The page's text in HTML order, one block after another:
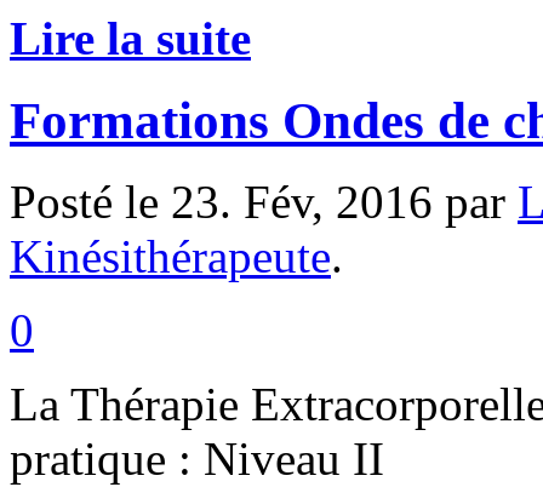
Lire la suite
Formations Ondes de
Posté le 23. Fév, 2016 par
Kinésithérapeute.
0
La Thérapie
pratique : Niveau II